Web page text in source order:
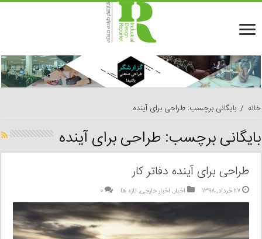
خانه / بایگانی برچسب: طراحی برای آینده
بایگانی برچسب:طراحی برای آینده
طراحی برای آینده دفاتر کار
۲۷ خرداد, ۱۳۹۸ اخبار, اخبار خارجی, تازه ها ۰